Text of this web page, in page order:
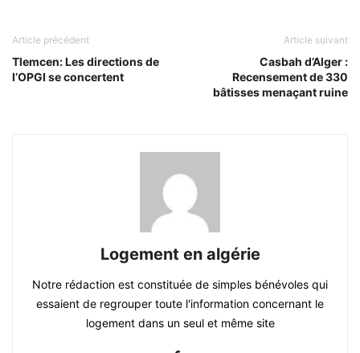
Article précédent
Tlemcen: Les directions de
l’OPGI se concertent
Article suivant
Casbah d’Alger :
Recensement de 330
bâtisses menaçant ruine
Logement en algérie
Notre rédaction est constituée de simples bénévoles qui
essaient de regrouper toute l'information concernant le
logement dans un seul et même site